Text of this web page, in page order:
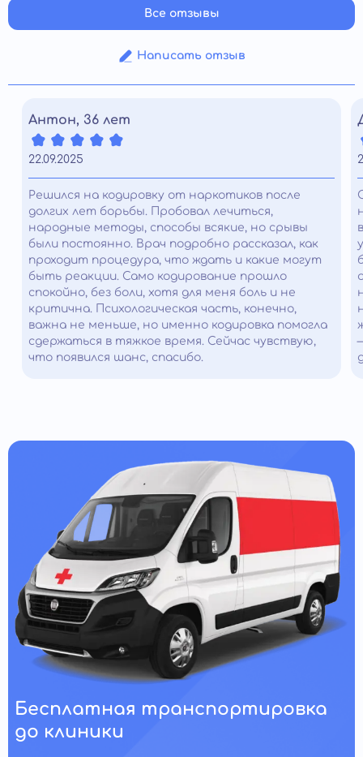
Написать отзыв
Все отзывы
Антон, 36 лет
22.09.2025
Решился на кодировку от наркотиков после
долгих лет борьбы. Пробовал лечиться,
народные методы, способы всякие, но срывы
были постоянно. Врач подробно рассказал, как
проходит процедура, что ждать и какие могут
быть реакции. Само кодирование прошло
спокойно, без боли, хотя для меня боль и не
критична. Психологическая часть, конечно,
важна не меньше, но именно кодировка помогла
сдержаться в тяжкое время. Сейчас чувствую,
что появился шанс, спасибо.
Бесплатная транспортировка
до клиники